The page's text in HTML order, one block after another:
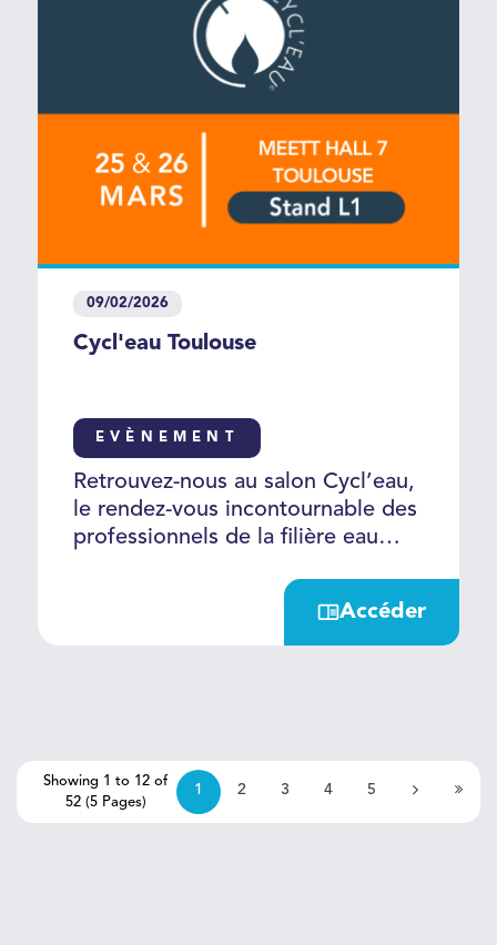
09/02/2026
Cycl'eau Toulouse
EVÈNEMENT
Retrouvez-nous au salon Cycl’eau,
le rendez-vous incontournable des
professionnels de la filière eau
25 et 26 mars sur notre stand L1.
Accéder
1 2 3 4 5
>|
Showing 1 to 12 of
52 (5 Pages)